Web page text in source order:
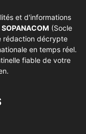
et d'informations
SOPANACOM (Socle
rédaction décrypte
en temps réel.
fiable de votre